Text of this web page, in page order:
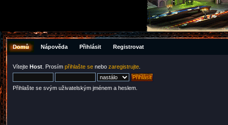
Domů Nápověda Přihlásit Registrovat
Vítejte Host . Prosím přihlašte se nebo zaregistrujte
Přihlašte se svým uživatelským jménem a heslem.